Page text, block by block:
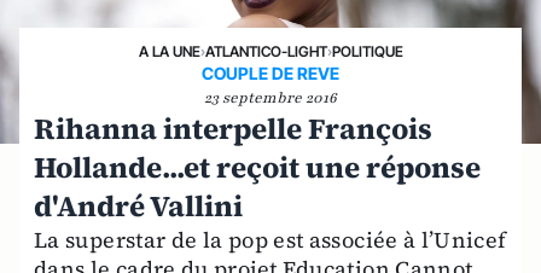
A LA UNE›ATLANTICO-LIGHT›POLITIQUE
COUPLE DE REVE
23 septembre 2016
Rihanna interpelle François
Hollande...et reçoit une réponse
d'André Vallini
La superstar de la pop est associée à l’Unicef